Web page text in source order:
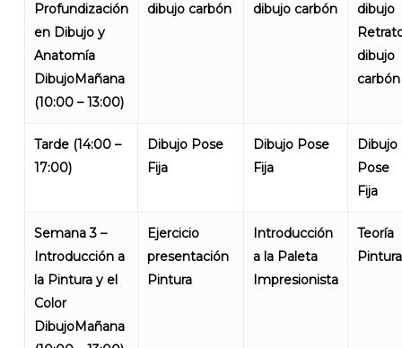
No products in the cart.
Profundización
en Dibujo y
Anatomía
DibujoMañana
(10:00 – 13:00)
dibujo carbón
dibujo carbón
dibujo
dibujo
carbón
Tarde (14:00 –
17:00)
Dibujo Pose
Fija
Dibujo Pose
Fija
Dibujo
Pose
Fija
Semana 3 –
Introducción a
la Pintura y el
Color
DibujoMañana
Ejercicio
presentación
Pintura
Introducción
a la Paleta
Impresionista
Teoría
Pintura